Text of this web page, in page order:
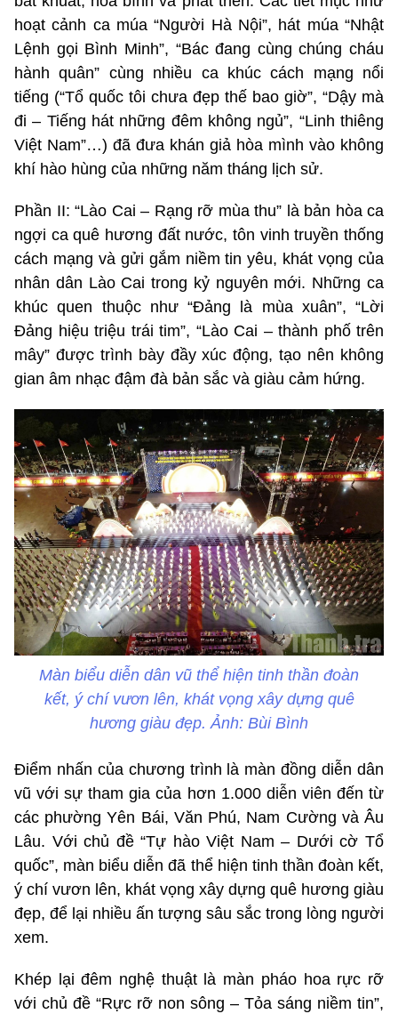
hoạt cảnh ca múa “Người Hà Nội”, hát múa “Nhật
Lệnh gọi Bình Minh”, “Bác đang cùng chúng cháu
hành quân” cùng nhiều ca khúc cách mạng nổi
tiếng (“Tổ quốc tôi chưa đẹp thế bao giờ”, “Dậy mà
đi – Tiếng hát những đêm không ngủ”, “Linh thiêng
Việt Nam”…) đã đưa khán giả hòa mình vào không
khí hào hùng của những năm tháng lịch sử.
Phần II: “Lào Cai – Rạng rỡ mùa thu” là bản hòa ca
ngợi ca quê hương đất nước, tôn vinh truyền thống
cách mạng và gửi gắm niềm tin yêu, khát vọng của
nhân dân Lào Cai trong kỷ nguyên mới. Những ca
khúc quen thuộc như “Đảng là mùa xuân”, “Lời
Đảng hiệu triệu trái tim”, “Lào Cai – thành phố trên
mây” được trình bày đầy xúc động, tạo nên không
gian âm nhạc đậm đà bản sắc và giàu cảm hứng.
Màn biểu diễn dân vũ thể hiện tinh thần đoàn
kết, ý chí vươn lên, khát vọng xây dựng quê
hương giàu đẹp. Ảnh: Bùi Bình
Điểm nhấn của chương trình là màn đồng diễn dân
vũ với sự tham gia của hơn 1.000 diễn viên đến từ
các phường Yên Bái, Văn Phú, Nam Cường và Âu
Lâu. Với chủ đề “Tự hào Việt Nam – Dưới cờ Tổ
quốc”, màn biểu diễn đã thể hiện tinh thần đoàn kết,
ý chí vươn lên, khát vọng xây dựng quê hương giàu
đẹp, để lại nhiều ấn tượng sâu sắc trong lòng người
xem.
Khép lại đêm nghệ thuật là màn pháo hoa rực rỡ
với chủ đề “Rực rỡ non sông – Tỏa sáng niềm tin”,